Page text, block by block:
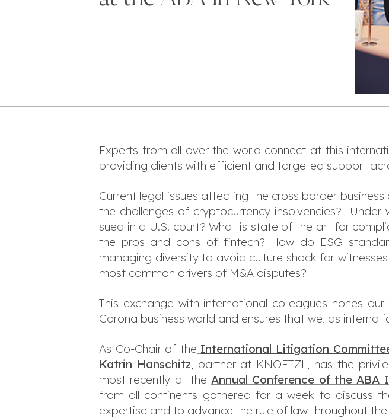
Experts from all over the world connect at this
providing clients with efficient and targeted support
Current legal issues affecting the cross border
the challenges of cryptocurrency insolvencies?
sued in a U.S. court? What is state of the art for
the pros and cons of fintech? How do ESG
managing diversity to avoid culture shock for
most common drivers of M&A disputes?
This exchange with international colleagues hones
Corona business world and ensures that we, as
As Co-Chair of the International Litigation
Katrin Hanschitz , partner at KNOETZL, has the
most recently at the Annual Conference of the ABA
from all continents gathered for a week to discuss
expertise and to advance the rule of law throughout the